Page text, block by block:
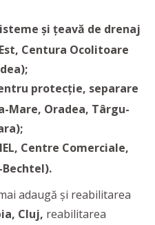
și țeavă de drenaj
Centura Ocolitoare
protecție, separare
Mare, Oradea, Târgu-
Centre Comerciale,
adaugă și reabilitarea
Cluj, reabilitarea